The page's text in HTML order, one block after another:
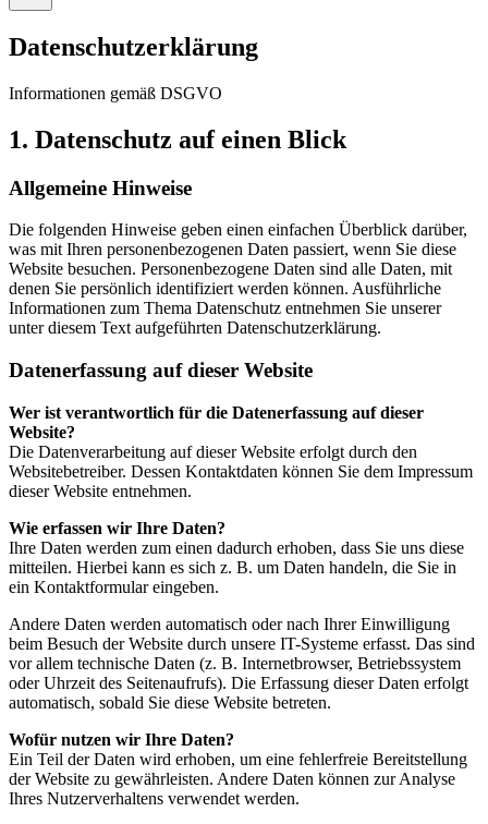
Datenschutzerklärung
Informationen gemäß DSGVO
1. Datenschutz auf einen Blick
Allgemeine Hinweise
Die folgenden Hinweise geben einen einfachen Überblick darüber,
was mit Ihren personenbezogenen Daten passiert, wenn Sie diese
Website besuchen. Personenbezogene Daten sind alle Daten, mit
denen Sie persönlich identifiziert werden können. Ausführliche
Informationen zum Thema Datenschutz entnehmen Sie unserer
unter diesem Text aufgeführten Datenschutzerklärung.
Datenerfassung auf dieser Website
Wer ist verantwortlich für die Datenerfassung auf dieser
Website?
Die Datenverarbeitung auf dieser Website erfolgt durch den
Websitebetreiber. Dessen Kontaktdaten können Sie dem Impressum
dieser Website entnehmen.
Wie erfassen wir Ihre Daten?
Ihre Daten werden zum einen dadurch erhoben, dass Sie uns diese
mitteilen. Hierbei kann es sich z. B. um Daten handeln, die Sie in
ein Kontaktformular eingeben.
Andere Daten werden automatisch oder nach Ihrer Einwilligung
beim Besuch der Website durch unsere IT-Systeme erfasst. Das sind
vor allem technische Daten (z. B. Internetbrowser, Betriebssystem
oder Uhrzeit des Seitenaufrufs). Die Erfassung dieser Daten erfolgt
automatisch, sobald Sie diese Website betreten.
Wofür nutzen wir Ihre Daten?
Ein Teil der Daten wird erhoben, um eine fehlerfreie Bereitstellung
der Website zu gewährleisten. Andere Daten können zur Analyse
Ihres Nutzerverhaltens verwendet werden.